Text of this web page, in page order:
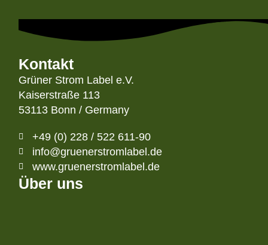
Kontakt
Grüner Strom Label e.V.
Kaiserstraße 113
53113 Bonn / Germany
+49 (0) 228 / 522 611-90
info@gruenerstromlabel.de
www.gruenerstromlabel.de
Über uns